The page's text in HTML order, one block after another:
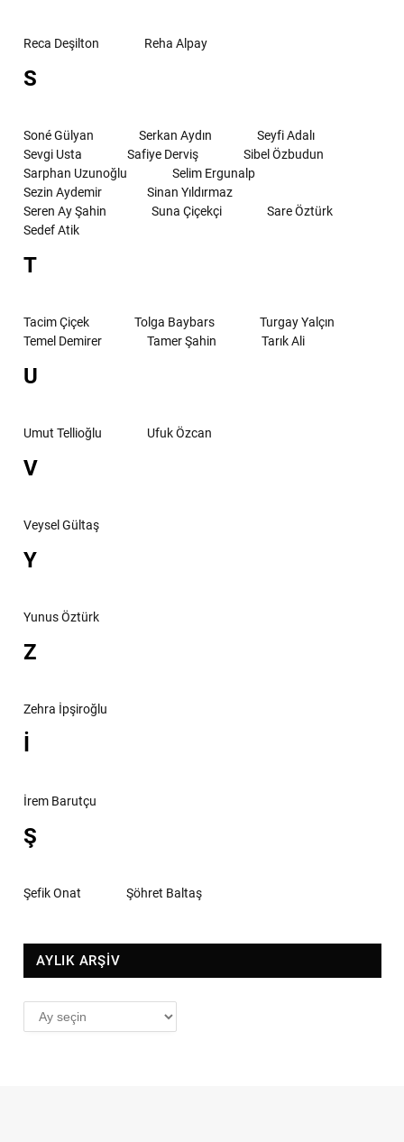
Reca Deşilton Reha Alpay
S
Soné Gülyan Serkan Aydın
Seyfi Adalı
Sevgi Usta
Safiye Derviş
Sibel Özbudun
Sarphan Uzunoğlu
Selim Ergunalp
Sezin Aydemir
Sinan Yıldırmaz
Seren Ay Şahin
Suna Çiçekçi
Sare Öztürk
Sedef Atik
T
Tacim Çiçek Tolga Baybars
Turgay Yalçın
Temel Demirer
Tamer Şahin Tarık Ali
U
Umut Tellioğlu Ufuk Özcan
V
Veysel Gültaş
Y
Yunus Öztürk
Z
Zehra İpşiroğlu
İ
İrem Barutçu
Ş
Şefik Onat Şöhret Baltaş
AYLIK ARŞİV
AYLIK
ARŞİV